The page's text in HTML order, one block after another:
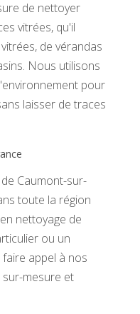
de nettoyer
vitrées, qu'il
de vérandas
Nous utilisons
pour
laisser de traces
Caumont-sur-
toute la région
nettoyage de
ou un
appel à nos
mesure et